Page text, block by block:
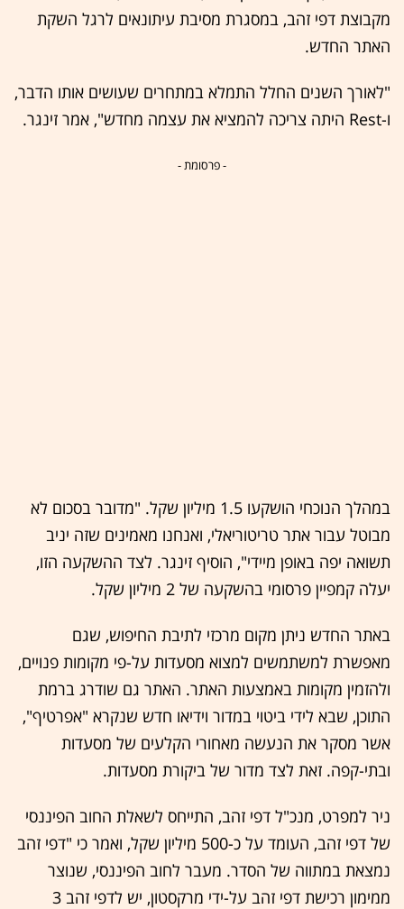
מקבוצת דפי זהב, במסגרת מסיבת עיתונאים לרגל השקת
האתר החדש.
"לאורך השנים החלל התמלא במתחרים שעושים אותו הדבר,
ו-Rest היתה צריכה להמציא את עצמה מחדש", אמר זינגר.
- פרסומת -
במהלך הנוכחי הושקעו 1.5 מיליון שקל. "מדובר בסכום לא
מבוטל עבור אתר טריטוריאלי, ואנחנו מאמינים שזה יניב
תשואה יפה באופן מיידי", הוסיף זינגר. לצד ההשקעה הזו,
יעלה קמפיין פרסומי בהשקעה של 2 מיליון שקל.
באתר החדש ניתן מקום מרכזי לתיבת החיפוש, שגם
מאפשרת למשתמשים למצוא מסעדות על-פי מקומות פנויים,
ולהזמין מקומות באמצעות האתר. האתר גם שודרג ברמת
התוכן, שבא לידי ביטוי במדור וידיאו חדש שנקרא "אפרטיף",
אשר מסקר את הנעשה מאחורי הקלעים של מסעדות
ובתי-קפה. זאת לצד מדור של ביקורת מסעדות.
ניר למפרט, מנכ"ל דפי זהב, התייחס לשאלת החוב הפיננסי
של דפי זהב, העומד על כ-500 מיליון שקל, ואמר כי "דפי זהב
נמצאת במתווה של הסדר. מעבר לחוב הפיננסי, שנוצר
ממימון רכישת דפי זהב על-ידי מרקסטון, יש לדפי זהב 3